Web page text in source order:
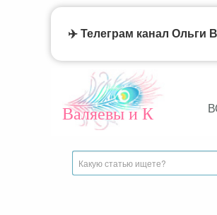
Валяевы и К
✈️ Телеграм канал Ольги